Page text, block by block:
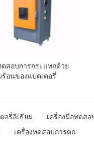
ดสอบการกระแทกด้วย
ร้อนของแบตเตอรี่
อรี่ลิเธียม เครื่องมือทดส
เครื่องทดสอบการตก